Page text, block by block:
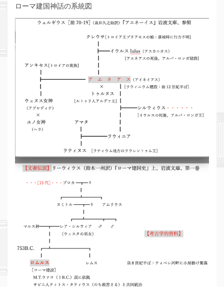
ローマ建国神話の系統図